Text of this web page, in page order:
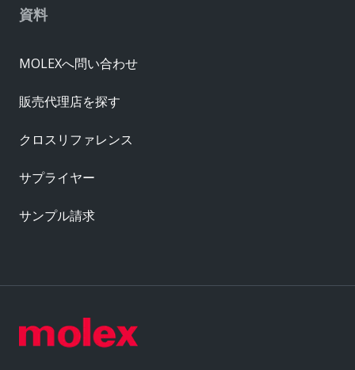
資料
MOLEXへ問い合わせ
販売代理店を探す
クロスリファレンス
サプライヤー
サンプル請求